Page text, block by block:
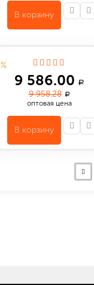
В корзину
%
9 586.00 a
9 958.28 a
оптовая цена
В корзину